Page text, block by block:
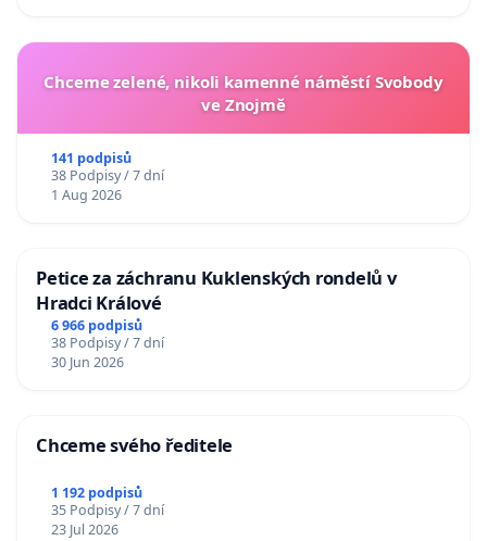
Chceme zelené, nikoli kamenné náměstí Svobody
ve Znojmě
141 podpisů
38 Podpisy / 7 dní
1 Aug 2026
Petice za záchranu Kuklenských rondelů v
Hradci Králové
6 966 podpisů
38 Podpisy / 7 dní
30 Jun 2026
Chceme svého ředitele
1 192 podpisů
35 Podpisy / 7 dní
23 Jul 2026